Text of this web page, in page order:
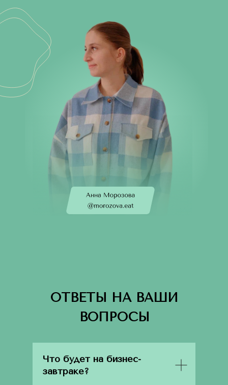
ОТВЕТЫ НА ВАШИ
ВОПРОСЫ
Что будет на бизнес-
завтраке?